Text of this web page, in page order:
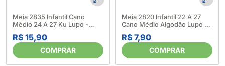
Meia 2835 Infantil Cano
Médio 24 A 27 Ku Lupo -
Lupo 5886700003
R$ 15,90
COMPRAR
Meia 2820 Infantil 22 A 27
Cano Médio Algodão Lupo -
Lupo 6112670001
R$ 7,90
COMPRAR